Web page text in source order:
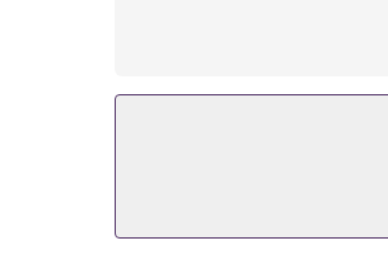
SaltRock Kitchen, deras
rumsservice (under